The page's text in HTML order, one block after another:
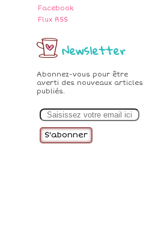
Facebook
Flux RSS
Newsletter
Abonnez-vous pour être
averti des nouveaux articles
publiés.
m